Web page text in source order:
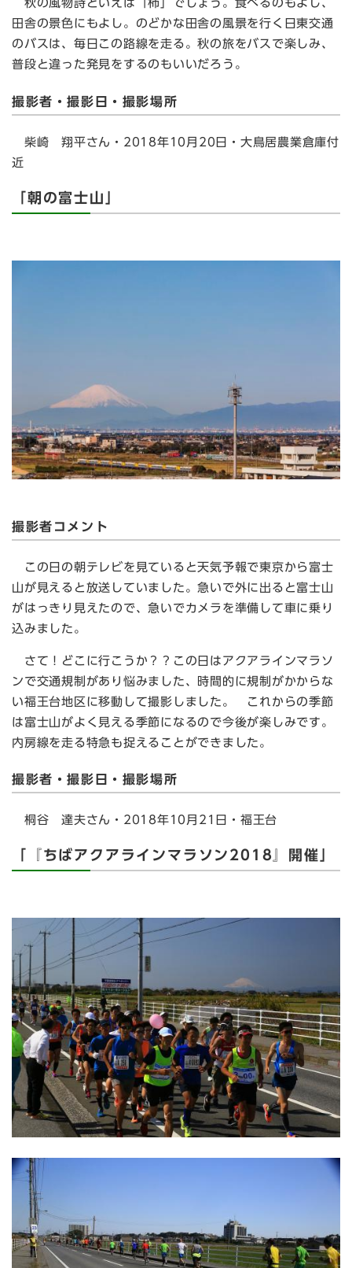
秋の風物詩といえば「柿」でしょう。食べるのもよし、
田舎の景色にもよし。のどかな田舎の風景を行く日東交通
のバスは、毎日この路線を走る。秋の旅をバスで楽しみ、
普段と違った発見をするのもいいだろう。
撮影者・撮影日・撮影場所
柴崎 翔平さん・2018年10月20日・大鳥居農業倉庫付
近
「朝の富士山」
撮影者コメント
この日の朝テレビを見ていると天気予報で東京から富士
山が見えると放送していました。急いで外に出ると富士山
がはっきり見えたので、急いでカメラを準備して車に乗り
込みました。
さて！どこに行こうか？？この日はアクアラインマラソ
ンで交通規制があり悩みました、時間的に規制がかからな
い福王台地区に移動して撮影しました。 これからの季節
は富士山がよく見える季節になるので今後が楽しみです。
内房線を走る特急も捉えることができました。
撮影者・撮影日・撮影場所
桐谷 達夫さん・2018年10月21日・福王台
「『ちばアクアラインマラソン2018』開催」